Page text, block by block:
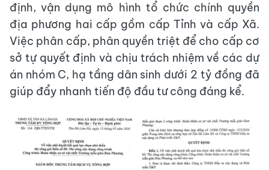
định, vận dụng mô hình tổ chức chính quyền
địa phương hai cấp gồm cấp Tỉnh và cấp Xã.
Việc phân cấp, phân quyền triệt để cho cấp cơ
sở tự quyết định và chịu trách nhiệm về các dự
án nhóm C, hạ tầng dân sinh dưới 2 tỷ đồng đã
giúp đẩy nhanh tiến độ đầu tư công đáng kể.